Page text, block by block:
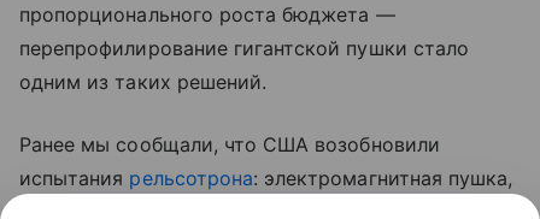
пропорционального роста бюджета —
перепрофилирование гигантской пушки стало
одним из таких решений.
Ранее мы сообщали, что США возобновили
испытания рельсотрона: электромагнитная пушка,